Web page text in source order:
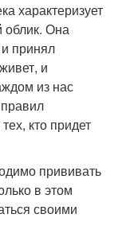
характеризует
облик. Она
принял
и
из нас
кто придет
прививать
в этом
своими